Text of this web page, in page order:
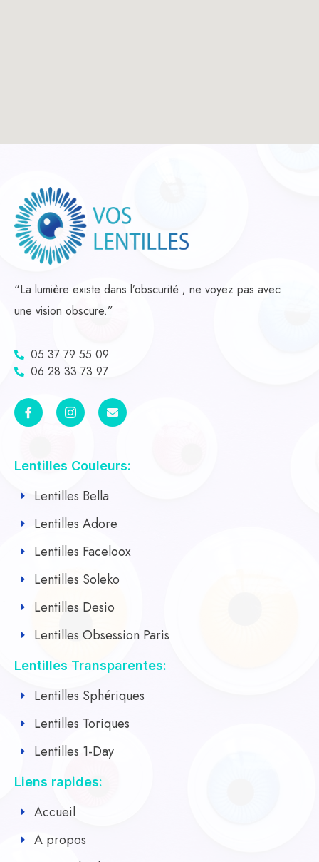
“La lumière existe dans l’obscurité ; ne voyez pas avec
une vision obscure.”
05 37 79 55 09
06 28 33 73 97
Lentilles Couleurs:
Lentilles Bella
Lentilles Adore
Lentilles Faceloox
Lentilles Soleko
Lentilles Desio
Lentilles Obsession Paris
Lentilles Transparentes:
Lentilles Sphériques
Lentilles Toriques
Lentilles 1-Day
Liens rapides:
Accueil
A propos